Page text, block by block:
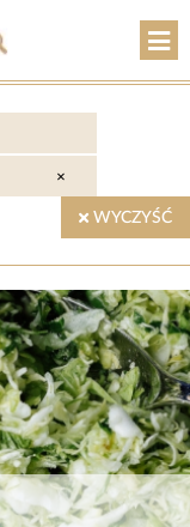
×
WYCZYŚĆ